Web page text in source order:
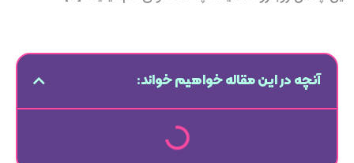
آنچه در این مقاله خواهیم خواند: